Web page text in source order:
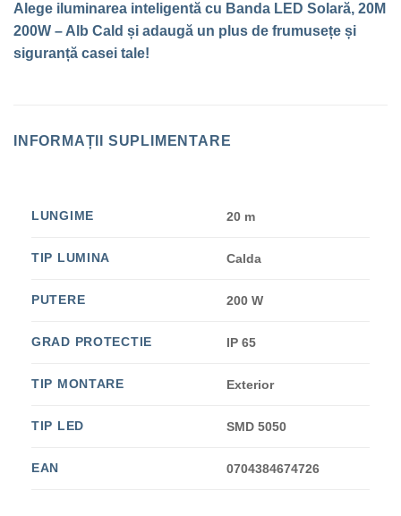
Alege iluminarea inteligentă cu Banda LED Solară, 20M
200W – Alb Cald și adaugă un plus de frumusețe și
siguranță casei tale!
INFORMAȚII SUPLIMENTARE
LUNGIME 20 m
TIP LUMINA Calda
PUTERE 200 W
GRAD PROTECTIE IP 65
TIP MONTARE Exterior
TIP LED SMD 5050
EAN 0704384674726